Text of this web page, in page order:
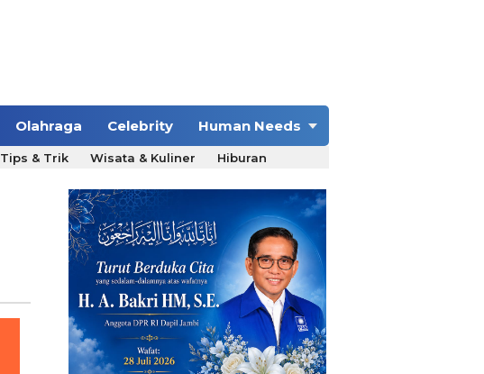
Olahraga Celebrity Human Needs
Tips & Trik Wisata & Kuliner Hiburan